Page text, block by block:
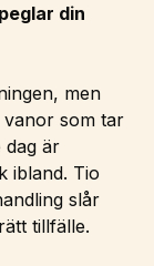
din
men
vanor som tar
dag är
ibland. Tio
slår
tillfälle.